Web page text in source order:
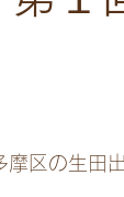
区の生田